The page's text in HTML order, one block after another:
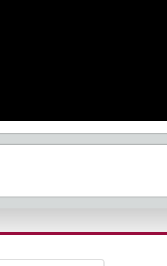
Гитлер и